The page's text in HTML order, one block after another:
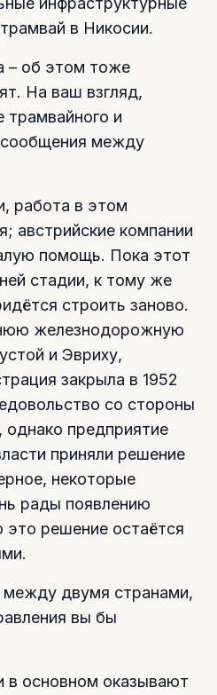
в Никосии.
– об этом тоже
На ваш взгляд,
трамвайного и
между
работа в этом
австрийские компании
помощь. Пока этот
стадии, к тому же
строить заново.
железнодорожную
и Эвриху,
закрыла в 1952
со стороны
однако предприятие
приняли решение
некоторые
рады появлению
это решение остаётся
между двумя странами,
вы бы
в основном оказывают